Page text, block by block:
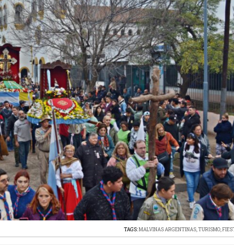
TAGS:MALVINAS ARGENTINAS,TURISMO,